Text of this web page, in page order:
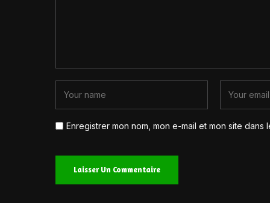
Enregistrer mon nom, mon e-mail et mon site